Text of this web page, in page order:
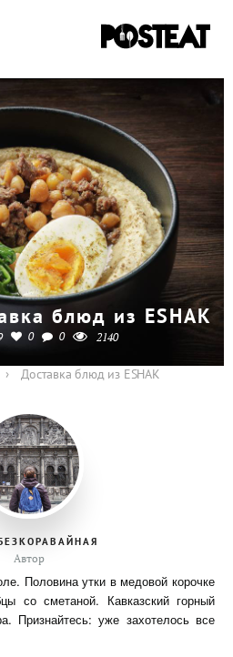
блюд из ESHAK
0 0 2140
› Доставка блюд из ESHAK
Автор
Половина утки в медовой корочке
со сметаной. Кавказский горный
Признайтесь: уже захотелось все